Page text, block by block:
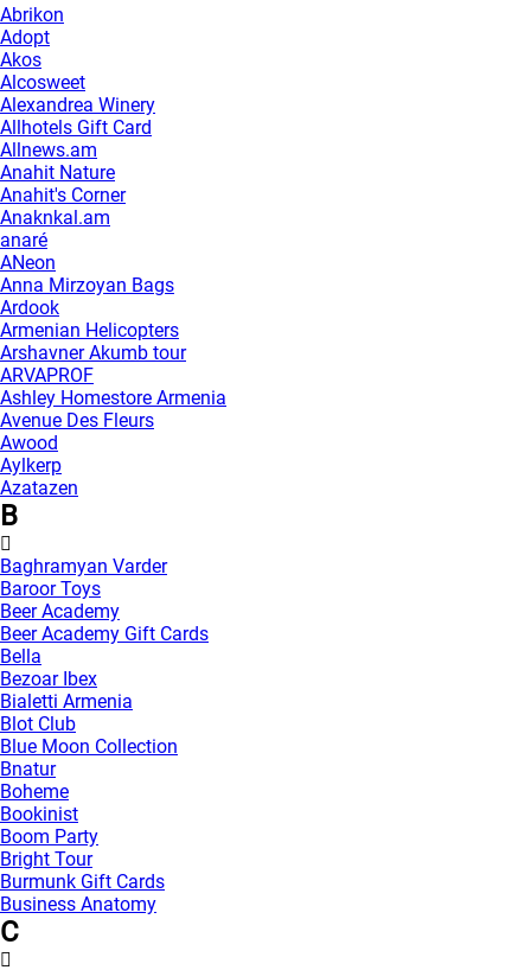
Abrikon
Adopt
Akos
Alcosweet
Alexandrea Winery
Allhotels Gift Card
Allnews.am
Anahit Nature
Anahit's Corner
Anaknkal.am
anaré
ANeon
Anna Mirzoyan Bags
Ardook
Armenian Helicopters
Arshavner Akumb tour
ARVAPROF
Ashley Homestore Armenia
Avenue Des Fleurs
Awood
Aylkerp
Azatazen
B
Baghramyan Varder
Baroor Toys
Beer Academy
Beer Academy Gift Cards
Bella
Bezoar Ibex
Bialetti Armenia
Blot Club
Blue Moon Collection
Bnatur
Boheme
Bookinist
Boom Party
Bright Tour
Burmunk Gift Cards
Business Anatomy
C